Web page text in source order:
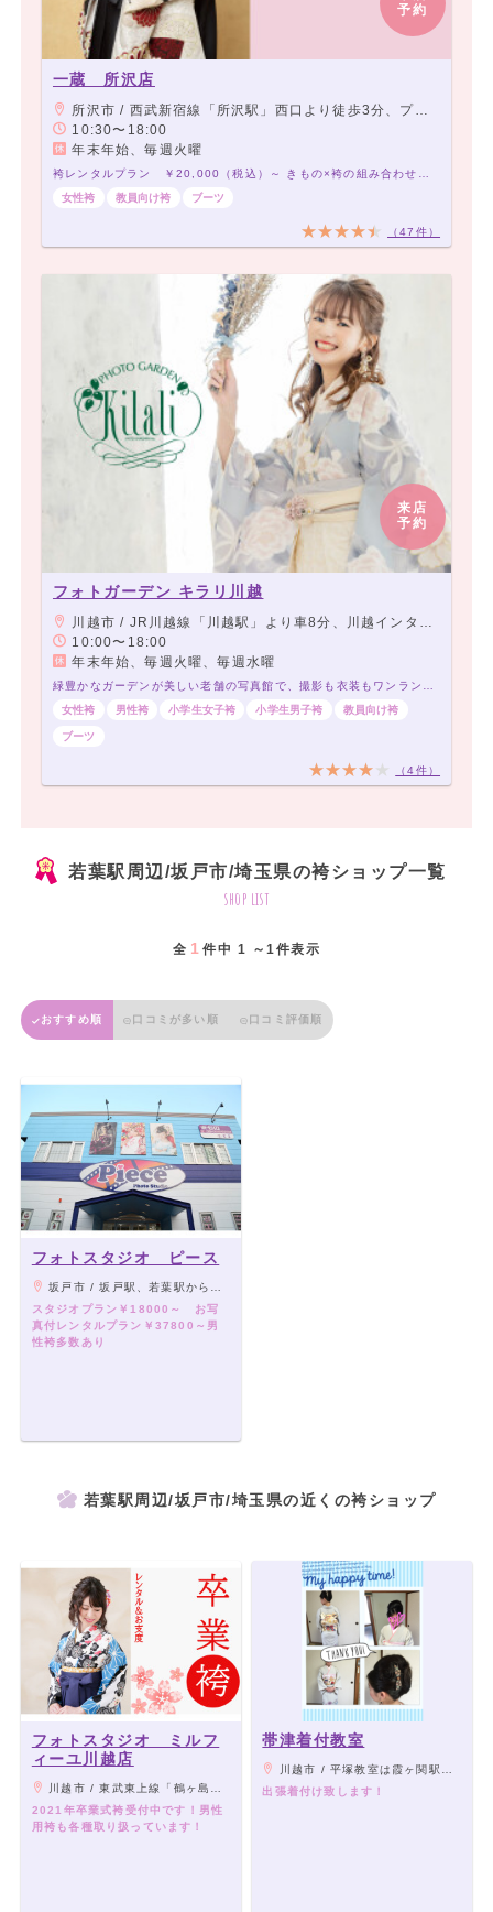
予約
一蔵 所沢店
所沢市 / 西武新宿線「所沢駅」西口より徒歩3分、プロペ通り沿い
10:30〜18:00
年末年始、毎週火曜
女性袴
教員向け袴 ブーツ
（47件）
来店
予約
フォトガーデン キラリ川越
川越市 / JR川越線「川越駅」より車8分、川越インターより川越市内に向かって広栄町交差点左折し、2つ目交差点左折、右側 ・16号ロヂャースより川越インターに向かって広栄町交差点右折し、2つ目交差点左折右側
10:00〜18:00
年末年始、毎週火曜、毎週水曜
緑豊かなガーデンが美しい老舗の写真館で、撮影も衣装もワンランク上の思い出を残しませんか
女性袴
男性袴 小学生女子袴 小学生男子袴 教員向け袴
ブーツ
（4件）
若葉駅周辺/坂戸市/埼玉県の袴ショップ一覧
shop list
全 1 件中 1 ～1件表示
おすすめ順 口コミが多い順 口コミ評価順
フォトスタジオ ピース
坂戸市 / 坂戸駅、若葉駅から徒歩15分、坂戸市役所裏手
スタジオプラン￥18000～ お写
真付レンタルプラン￥37800～男
性袴多数あり
若葉駅周辺/坂戸市/埼玉県の近くの袴ショップ
フォトスタジオ ミルフ
ィーユ川越店
川越市 / 東武東上線「鶴ヶ島駅」西口より車で8分、JR川越線「笠幡駅」より車で6分
2021年卒業式袴受付中です！男性
用袴も各種取り扱っています！
帯津着付教室
川越市 / 平塚教室は霞ヶ関駅、西川越駅まで送迎あり。本川越教室は本川越駅から徒歩５，６分
出張着付け致します！